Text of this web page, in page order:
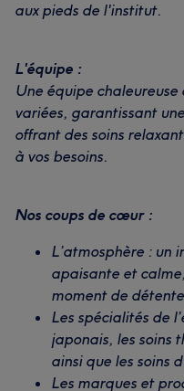
aux pieds de l'institut.
L'équipe :
Une équipe
variées, garantissant
offrant des soins
à vos besoins.
Nos coups de cœur :
L’atmosphère : un
apaisante et
moment de
Les spécialités de
japonais, les soins
ainsi que les soins
Les marques et